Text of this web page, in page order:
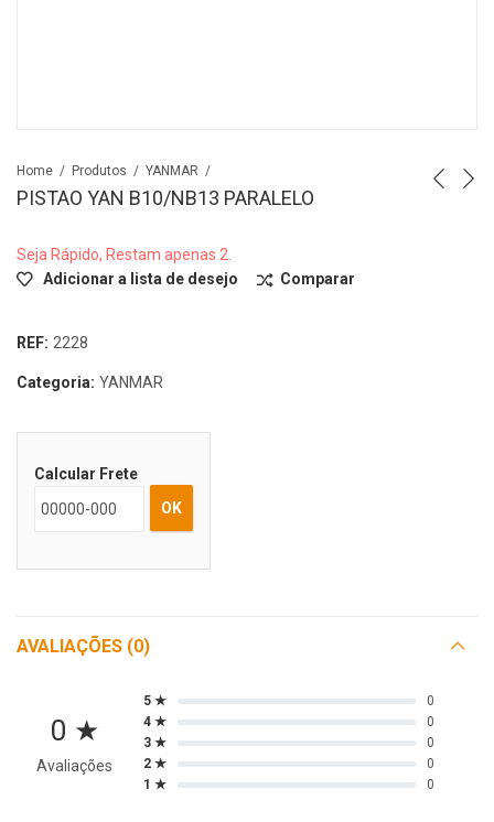
Home Produtos YANMAR
PISTAO YAN B10/NB13 PARALELO
Seja Rápido, Restam apenas 2.
Adicionar a lista de desejo
Comparar
REF: 2228
Categoria: YANMAR
Calcular Frete
OK
AVALIAÇÕES (0)
0 ★
Avaliações
5 ★
0
4 ★
0
3 ★
0
2 ★
0
1 ★
0